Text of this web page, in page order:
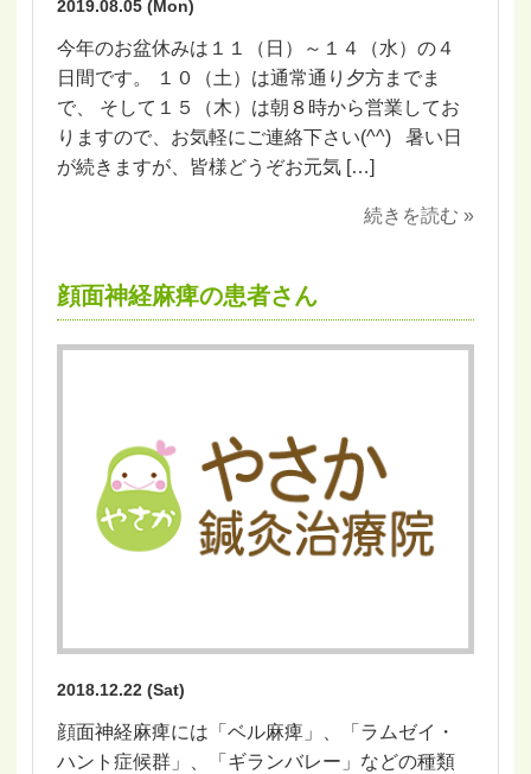
2019.08.05 (Mon)
今年のお盆休みは１１（日）～１４（水）の４
日間です。 １０（土）は通常通り夕方までま
で、 そして１５（木）は朝８時から営業してお
りますので、お気軽にご連絡下さい(^^) 暑い日
が続きますが、皆様どうぞお元気 […]
続きを読む »
顔面神経麻痺の患者さん
2018.12.22 (Sat)
顔面神経麻痺には「ベル麻痺」、「ラムゼイ・
ハント症候群」、「ギランバレー」などの種類